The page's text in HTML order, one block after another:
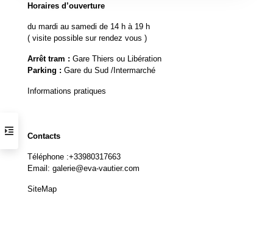
Horaires d’ouverture
du mardi au samedi de 14 h à 19 h
( visite possible sur rendez vous )
Arrêt tram : Gare Thiers ou Libération
Parking : Gare du Sud /Intermarché
Informations pratiques
Contacts
Téléphone :+33980317663
Email: galerie@eva-vautier.com
SiteMap